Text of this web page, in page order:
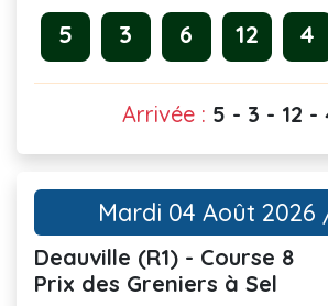
5 3 6 12 4
Arrivée : 5 - 3 - 12 -
Mardi 04 Août 2026
Deauville (R1) - Course 8
Prix des Greniers à Sel